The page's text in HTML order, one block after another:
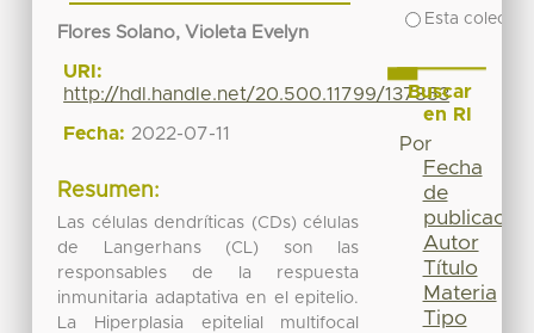
Flores Solano, Violeta Evelyn
URI:
http://hdl.handle.net/20.500.11799/137853
Fecha: 2022-07-11
Resumen:
Las células dendríticas (CDs) células
de Langerhans (CL) son las
responsables de la respuesta
inmunitaria adaptativa en el epitelio.
La Hiperplasia epitelial multifocal
Esta
Buscar
en RI
Por
Fecha
de
publicación
Autor
Título
Materia
Tipo